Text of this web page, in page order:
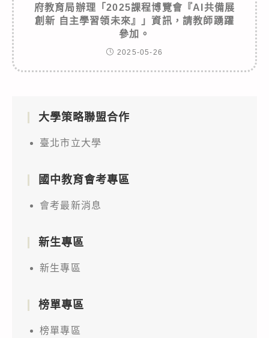
府教育局辦理「2025課程博覽會『AI共備展
創新 自主學習領未來』」資訊，請教師踴躍
參加。
2025-05-26
大學策略聯盟合作
臺北市立大學
國中教育會考專區
會考最新消息
新生專區
新生專區
榜單專區
榜單專區